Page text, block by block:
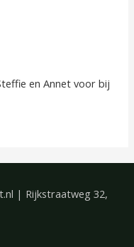
en Annet voor bij
| Rijkstraatweg 32,